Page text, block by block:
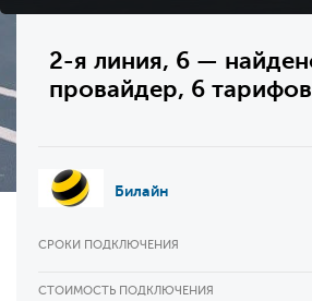
2-я линия, 6 —
провайдер, 6
Билайн
СРОКИ ПОДКЛЮЧЕНИЯ
СТОИМОСТЬ ПОДКЛЮЧЕНИЯ